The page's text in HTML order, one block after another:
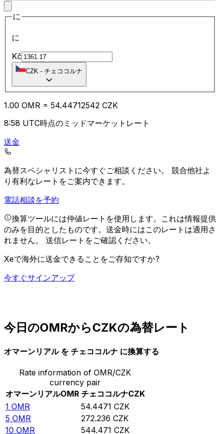
に
に
Kč
CZK - チェココルナ
1.00 OMR = 54.44712542 CZK
8:58 UTC時点のミッドマーケットレート
送金
為替スペシャリストに今すぐご相談ください。 競合他社よ
り有利なレートをご案内できます。
電話相談を予約
換算ツールには仲値レートを使用します。これは情報提供
のみを目的としたものです。送金時にはこのレートは適用さ
れません。 送信レートをご確認ください。
Xeで海外に送金できることをご存知ですか?
今すぐサインアップ
今日のOMRからCZKの為替レート
オマーンリアル を チェココルナ に換算する
Rate information of OMR/CZK
currency pair
オマーンリアルOMR チェココルナCZK
1 OMR 54.4471 CZK
5 OMR 272.236 CZK
10 OMR 544.471 CZK